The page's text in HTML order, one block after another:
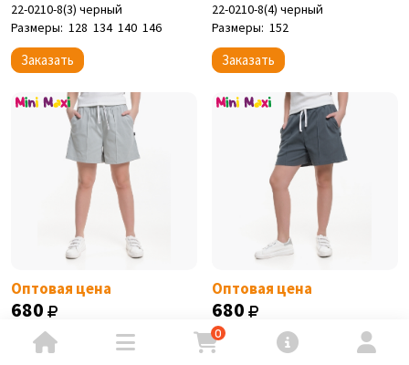
22-0210-8(3) черный
Размеры: 128 134 140 146
Заказать
22-0210-8(4) черный
Размеры: 152
Заказать
Оптовая цена
680
Mini Maxi
Оптовая цена
680
Mini Maxi
0